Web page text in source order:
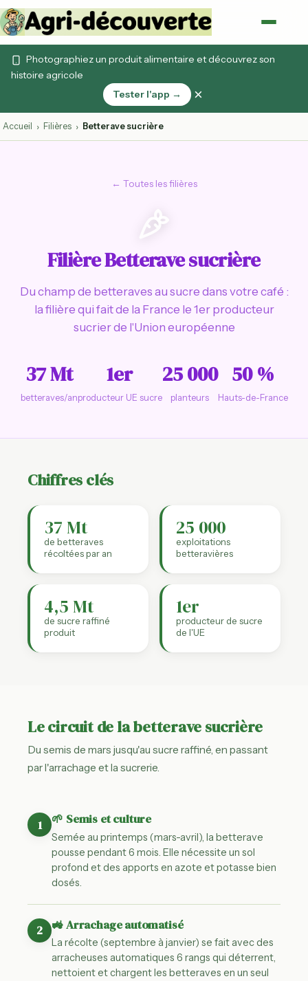
Photographiez un produit alimentaire et découvrez son
histoire agricole
Tester l'app →
×
Accueil › Filières › Betterave sucrière
← Toutes les filières
Filière Betterave sucrière
Du champ de betteraves au sucre dans votre café :
la filière qui fait de la France le 1er producteur
sucrier de l'Union européenne
37 Mt
betteraves/an
1er
producteur UE sucre
25 000
planteurs
50 %
Hauts-de-France
Chiffres clés
37 Mt
de betteraves
récoltées par an
25 000
exploitations
betteravières
4,5 Mt
de sucre raffiné
produit
1er
producteur de sucre
de l'UE
Le circuit de la betterave sucrière
Du semis de mars jusqu'au sucre raffiné, en passant
par l'arrachage et la sucrerie.
1 🌱 Semis et culture
Semée au printemps (mars-avril), la betterave
pousse pendant 6 mois. Elle nécessite un sol
profond et des apports en azote et potasse bien
dosés.
2 🚜 Arrachage automatisé
La récolte (septembre à janvier) se fait avec des
arracheuses automatiques 6 rangs qui déterrent,
nettoient et chargent les betteraves en un seul